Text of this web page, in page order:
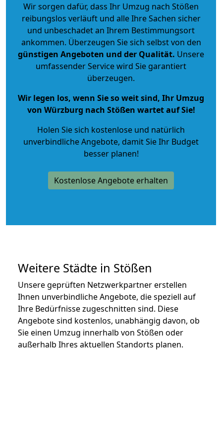
Wir sorgen dafür, dass Ihr Umzug nach Stößen
reibungslos verläuft und alle Ihre Sachen sicher
und unbeschadet an Ihrem Bestimmungsort
ankommen. Überzeugen Sie sich selbst von den
günstigen Angeboten und der Qualität. Unsere
umfassender Service wird Sie garantiert
überzeugen.
Wir legen los, wenn Sie so weit sind, Ihr Umzug
von Würzburg nach Stößen wartet auf Sie!
Holen Sie sich kostenlose und natürlich
unverbindliche Angebote, damit Sie Ihr Budget
besser planen!
Kostenlose Angebote erhalten
Weitere Städte in Stößen
Unsere geprüften Netzwerkpartner erstellen
Ihnen unverbindliche Angebote, die speziell auf
Ihre Bedürfnisse zugeschnitten sind. Diese
Angebote sind kostenlos, unabhängig davon, ob
Sie einen Umzug innerhalb von Stößen oder
außerhalb Ihres aktuellen Standorts planen.